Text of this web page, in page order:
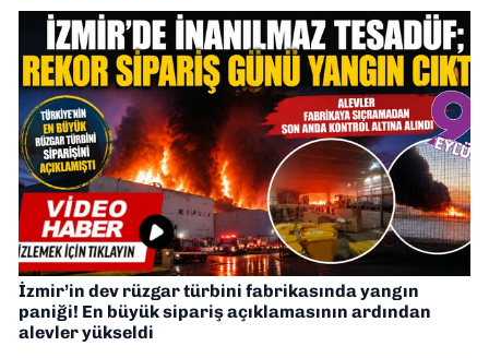
İzmir’in dev rüzgar türbini fabrikasında yangın
paniği! En büyük sipariş açıklamasının ardından
alevler yükseldi